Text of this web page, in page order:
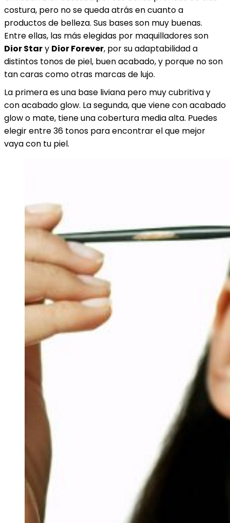
costura, pero no se queda atrás en cuanto a
productos de belleza. Sus bases son muy buenas.
Entre ellas, las más elegidas por maquilladores son
Dior Stary Dior Forever, por su adaptabilidad a
distintos tonos de piel, buen acabado, y porque no son
tan caras como otras marcas de lujo.
La primera es una base liviana pero muy cubritiva y
con acabado glow. La segunda, que viene con acabado
glow o mate, tiene una cobertura media alta. Puedes
elegir entre 36 tonos para encontrar el que mejor
vaya con tu piel.